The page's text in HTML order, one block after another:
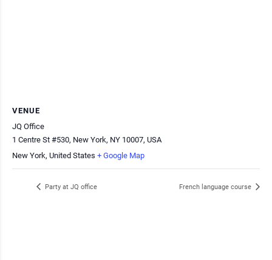
VENUE
JQ Office
1 Centre St #530, New York, NY 10007, USA
New York, United States + Google Map
Party at JQ office French language course